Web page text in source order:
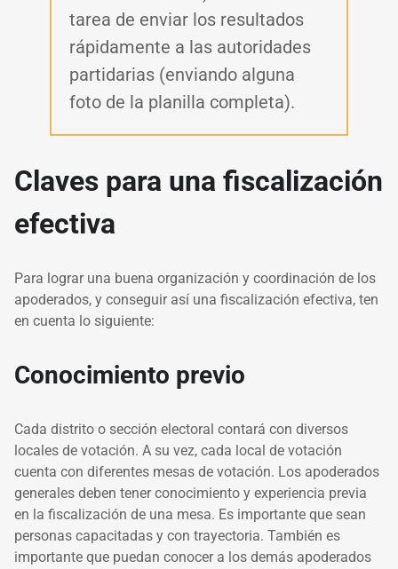
tarea de enviar los resultados
rápidamente a las autoridades
partidarias (enviando alguna
foto de la planilla completa).
Claves para una fiscalización
efectiva
Para lograr una buena organización y coordinación de los
apoderados, y conseguir así una fiscalización efectiva, ten
en cuenta lo siguiente:
Conocimiento previo
Cada distrito o sección electoral contará con diversos
locales de votación. A su vez, cada local de votación
cuenta con diferentes mesas de votación. Los apoderados
generales deben tener conocimiento y experiencia previa
en la fiscalización de una mesa. Es importante que sean
personas capacitadas y con trayectoria. También es
importante que puedan conocer a los demás apoderados